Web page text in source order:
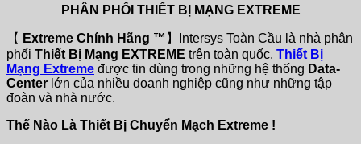
PHÂN PHỐI THIẾT BỊ MẠNG EXTREME
【 Extreme Chính Hãng ™ 】Intersys Toàn Cầu là nhà phân
phối Thiết Bị Mạng EXTREME trên toàn quốc. Thiết Bị
Mạng Extreme được tin dùng trong những hệ thống Data-
Center lớn của nhiều doanh nghiệp cũng như những tập
đoàn và nhà nước.
Thế Nào Là Thiết Bị Chuyển Mạch Extreme !